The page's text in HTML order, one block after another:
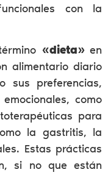
con la
«dieta»en
alimentario diario
sus preferencias,
como
para
la gastritis, la
Estas prácticas
si no que están